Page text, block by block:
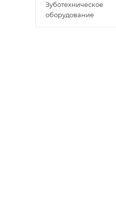
Зуботехническое
оборудование